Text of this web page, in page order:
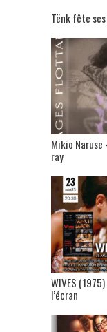
Tënk fête
Mikio
ray
WIVES
l’écran